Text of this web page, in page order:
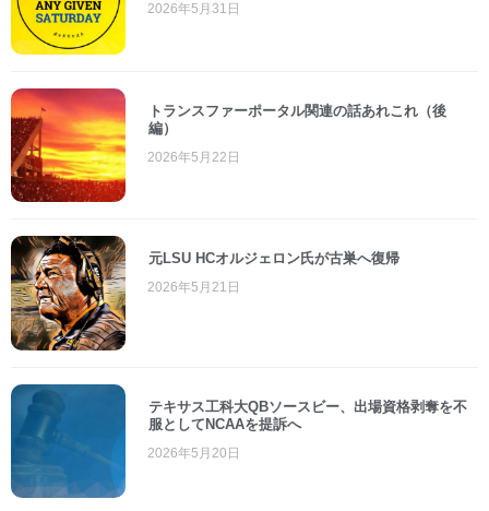
2026年5月31日
トランスファーポータル関連の話あれこれ（後
編）
2026年5月22日
元LSU HCオルジェロン氏が古巣へ復帰
2026年5月21日
テキサス工科大QBソースビー、出場資格剥奪を不
服としてNCAAを提訴へ
2026年5月20日